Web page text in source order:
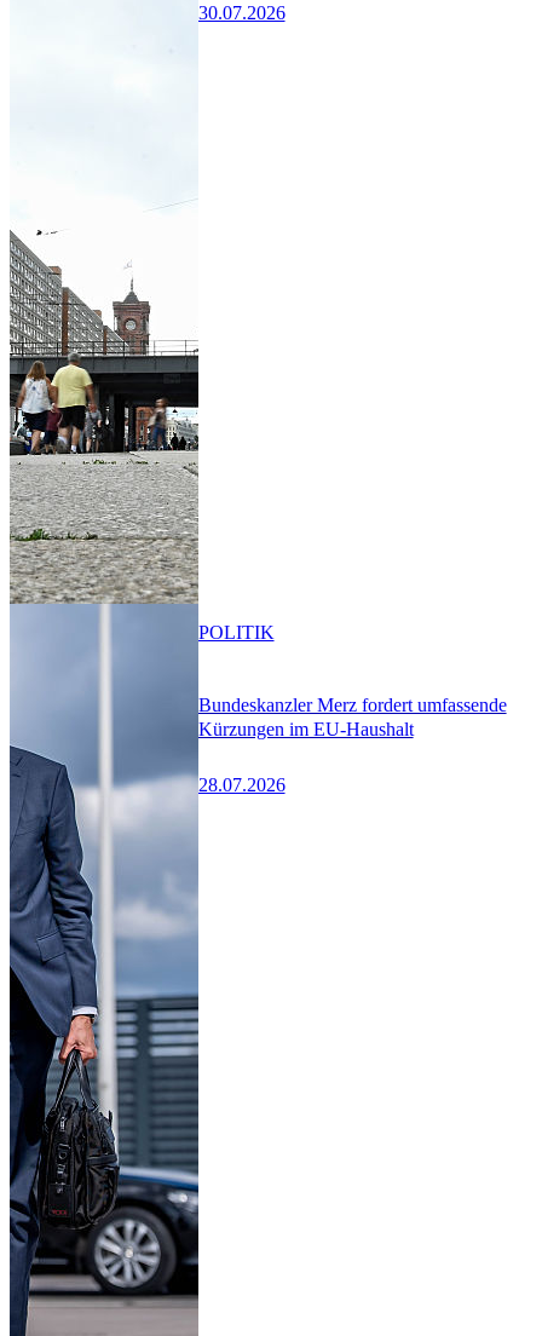
30.07.2026
Bundeskanzler Merz fordert umfassende
Kürzungen im EU-Haushalt
28.07.2026
POLITIK